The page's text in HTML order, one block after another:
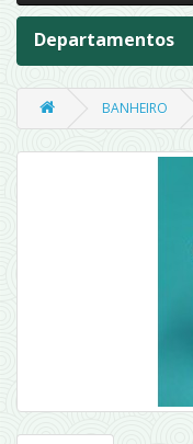
Departamentos
BANHEIRO